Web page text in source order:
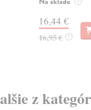
16,44 €
16,95 € ?
z